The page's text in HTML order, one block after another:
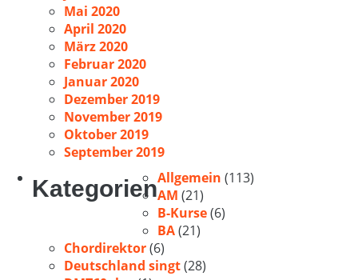
Mai 2020
April 2020
März 2020
Februar 2020
Januar 2020
Dezember 2019
November 2019
Oktober 2019
September 2019
KategorienAllgemein (113)
AM (21)
B-Kurse(6)
BA(21)
Chordirektor(6)
Deutschland singt(28)